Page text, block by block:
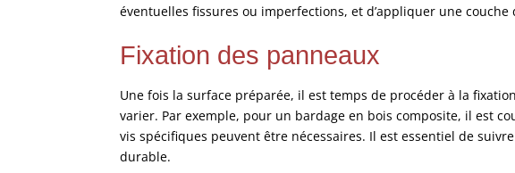
éventuelles fissures ou imperfections, et d’appliquer une
Fixation des panneaux
Une fois la surface préparée, il est temps de procéder à la
varier. Par exemple, pour un bardage en bois composite, il est
vis spécifiques peuvent être nécessaires. Il est essentiel de
durable.